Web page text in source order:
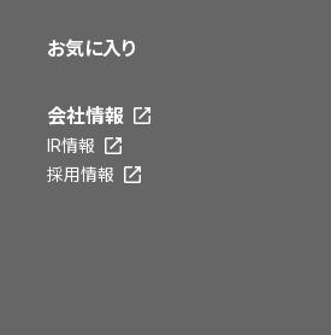
お気に入り
会社情報
IR情報
採用情報